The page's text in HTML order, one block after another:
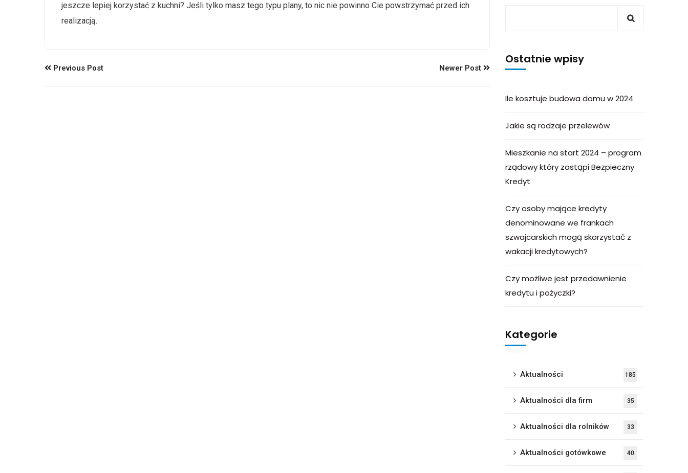
jeszcze lepiej korzystać z kuchni? Jeśli tylko masz tego typu plany, to nic nie powinno Cie powstrzymać przed ich
realizacją.
Previous Post Newer Post
Ostatnie wpisy
Ile kosztuje budowa domu w 2024
Jakie są rodzaje przelewów
Mieszkanie na start 2024 – program
rządowy który zastąpi Bezpieczny
Kredyt
Czy osoby mające kredyty
denominowane we frankach
szwajcarskich mogą skorzystać z
wakacji kredytowych?
Czy możliwe jest przedawnienie
kredytu i pożyczki?
Kategorie
Aktualności 185
Aktualności dla firm 35
Aktualności dla rolników 33
Aktualności gotówkowe 40